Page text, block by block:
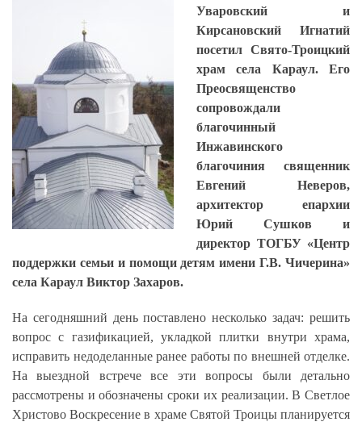
Уваровский и
Кирсановский Игнатий
посетил Свято-Троицкий
храм села Караул. Его
Преосвященство
сопровождали
благочинный
Инжавинского
благочиния священник
Евгений Неверов,
архитектор епархии
Юрий Сушков и
директор ТОГБУ «Центр
поддержки семьи и помощи детям имени Г.В. Чичерина»
села Караул Виктор Захаров.
На сегодняшний день поставлено несколько задач: решить
вопрос с газификацией, укладкой плитки внутри храма,
исправить недоделанные ранее работы по внешней отделке.
На выездной встрече все эти вопросы были детально
рассмотрены и обозначены сроки их реализации. В Светлое
Христово Воскресение в храме Святой Троицы планируется